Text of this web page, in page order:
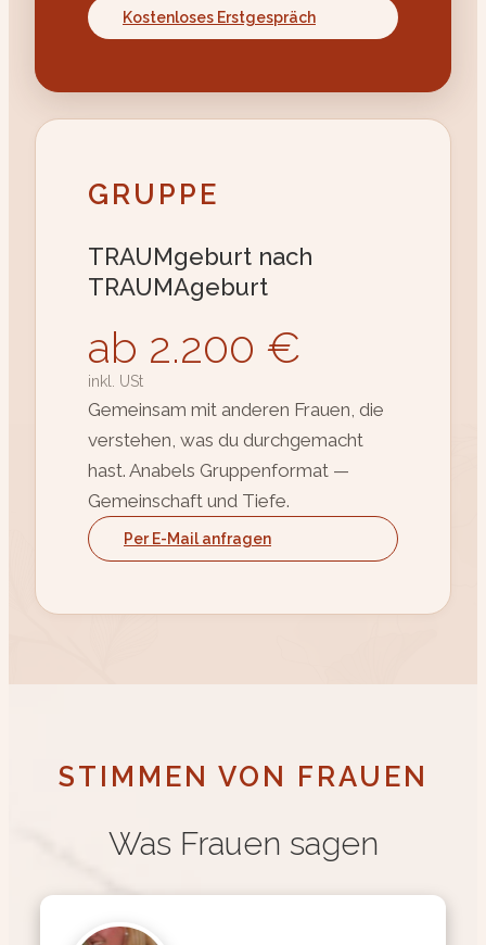
Kostenloses Erstgespräch
GRUPPE
TRAUMgeburt nach
TRAUMAgeburt
ab 2.200 €
inkl. USt
Gemeinsam mit anderen Frauen, die
verstehen, was du durchgemacht
hast. Anabels Gruppenformat —
Gemeinschaft und Tiefe.
Per E-Mail anfragen
STIMMEN VON FRAUEN
Was Frauen sagen